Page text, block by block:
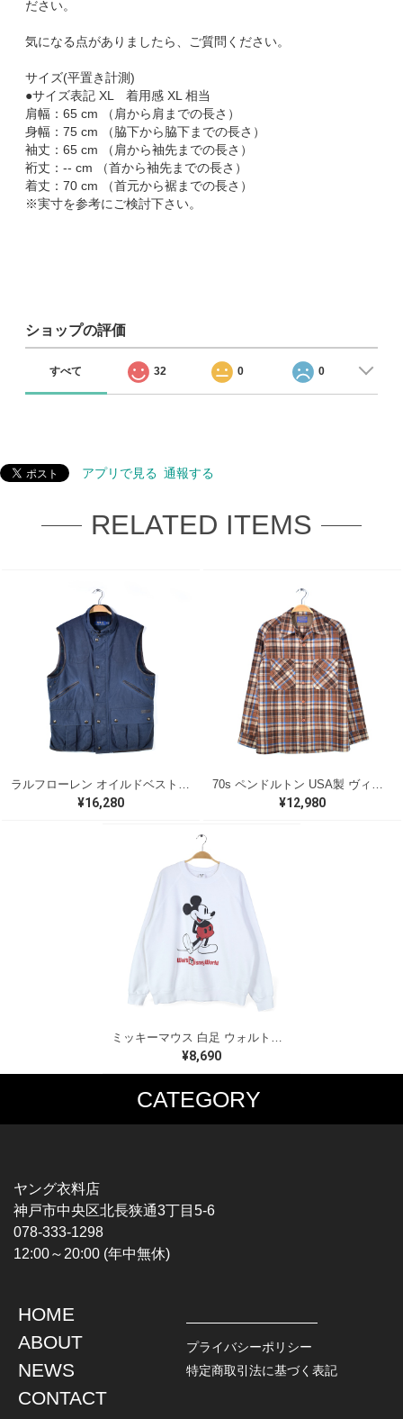
ださい。
気になる点がありましたら、ご質問ください。
サイズ(平置き計測)
●サイズ表記 XL 着用感 XL 相当
肩幅：65 cm （肩から肩までの長さ）
身幅：75 cm （脇下から脇下までの長さ）
袖丈：65 cm （肩から袖先までの長さ）
裄丈：-- cm （首から袖先までの長さ）
着丈：70 cm （首元から裾までの長さ）
※実寸を参考にご検討下さい。
ショップの評価
すべて 32 0 0
アプリで見る 通報する
RELATED ITEMS
¥16,280 ¥12,980
ミッキーマウス 白足 ウォルトディズニーオフィシャル スウェット ホワイト WALT DISNEY WORLD ウォルトディズニーオフィシャル サイズXL相当 古着 CF0995
¥8,690
CATEGORY
MUSIC TEE
HARDCORE / PUNK
PROGLESSIVE ROCK
POPS
SOUL / R&B
T-SHIRTS
CHAMPION
TOPS
L / S SHIRT
S / S SHIRT
HAWAIIAN SHIRT
JACKET
DENIM
LEATHER
ヤング衣料店
神戸市中央区北長狭通3丁目5-6
078-333-1298
12:00～20:00 (年中無休)
HOME
ABOUT
NEWS
CONTACT
プライバシーポリシー
特定商取引法に基づく表記